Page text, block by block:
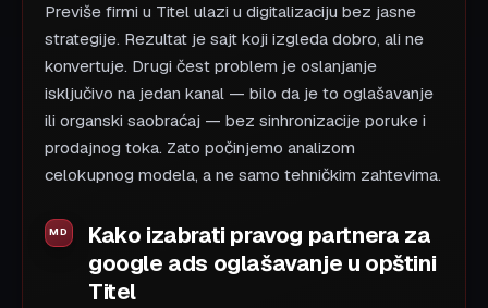
Previše firmi u Titel ulazi u digitalizaciju bez jasne
strategije. Rezultat je sajt koji izgleda dobro, ali ne
konvertuje. Drugi čest problem je oslanjanje
isključivo na jedan kanal — bilo da je to oglašavanje
ili organski saobraćaj — bez sinhronizacije poruke i
prodajnog toka. Zato počinjemo analizom
celokupnog modela, a ne samo tehničkim zahtevima.
Kako izabrati pravog partnera za
google ads oglašavanje u opštini
Titel